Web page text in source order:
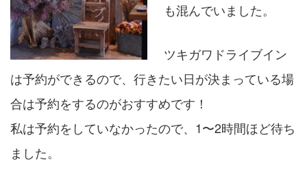
も混んでいました。
ツキガワドライブイン
は予約ができるので、 行きたい日が決まっている場
合は予約をするのがおすすめです！
私は予約をしていなかったので、1〜2時間ほど待ち
ました。